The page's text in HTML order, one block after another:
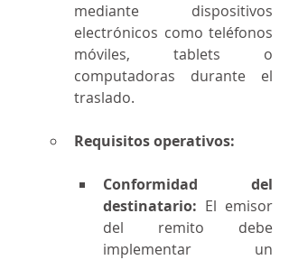
mediante dispositivos
electrónicos como teléfonos
móviles, tablets o
computadoras durante el
traslado.
Requisitos operativos:
Conformidad del
destinatario: El emisor
del remito debe
implementar un